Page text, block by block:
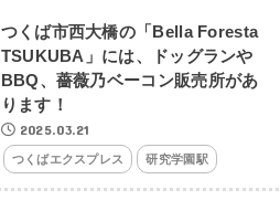
つくば市西大橋の「Bella Foresta
TSUKUBA」には、ドッグランや
BBQ、薔薇乃ベーコン販売所があ
ります！
2025.03.21
つくばエクスプレス 研究学園駅